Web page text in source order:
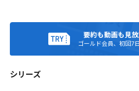
集に累計40万部超の『プロ論。』シリ
の仕事力』シリーズ。
要約も動画も見放
ゴールド会員、初回7
シリーズ